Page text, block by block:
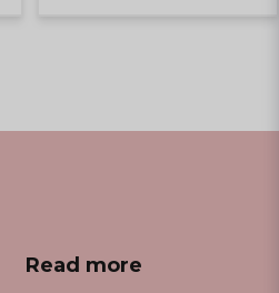
Read more